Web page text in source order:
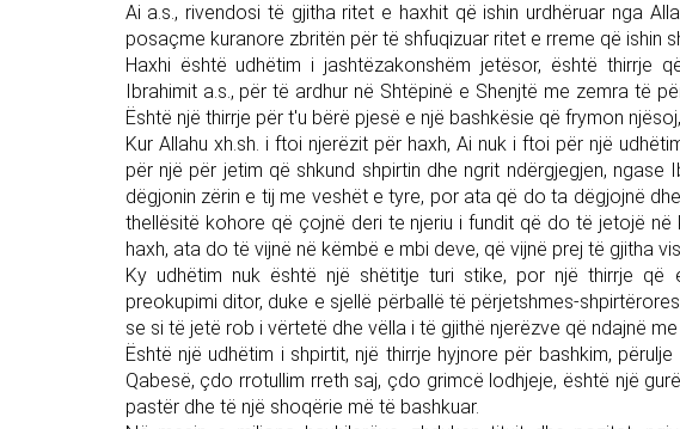
Ai a.s., rivendosi të gjitha ritet e haxhit që ishin urdhëruar nga
posaçme kuranore zbritën për të shfuqizuar ritet e rreme që ishin
Haxhi është udhëtim i jashtëzakonshëm jetësor, është thirrje
Ibrahimit a.s., për të ardhur në Shtëpinë e Shenjtë me zemra të
Është një thirrje për t'u bërë pjesë e një bashkësie që frymon
Kur Allahu xh.sh. i ftoi njerëzit për haxh, Ai nuk i ftoi për një
për një për jetim që shkund shpirtin dhe ngrit ndërgjegjen, ngase
dëgjonin zërin e tij me veshët e tyre, por ata që do ta dëgjojnë
thellësitë kohore që çojnë deri te njeriu i fundit që do të jetojë në
haxh, ata do të vijnë në këmbë e mbi deve, që vijnë prej të gjitha
Ky udhëtim nuk është një shëtitje turi stike, por një thirrje që
preokupimi ditor, duke e sjellë përballë të përjetshmes-
se si të jetë rob i vërtetë dhe vëlla i të gjithë njerëzve që ndajnë
Është një udhëtim i shpirtit, një thirrje hyjnore për bashkim,
Qabesë, çdo rrotullim rreth saj, çdo grimcë lodhjeje, është një
pastër dhe të një shoqërie më të bashkuar.